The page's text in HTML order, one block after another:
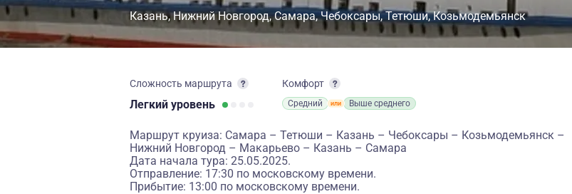
Казань Нижний Новгород Самара Чебоксары Тетюши Козьмодемьянск
Сложность маршрута
Легкий уровень
Комфорт
Средний Выше среднего
Маршрут круиза: Самара – Тетюши – Казань – Чебоксары – Козьмодемьянск –
Нижний Новгород – Макарьево – Казань – Самара
Дата начала тура: 25.05.2025.
Отправление: 17:30 по московскому времени.
Прибытие: 13:00 по московскому времени.